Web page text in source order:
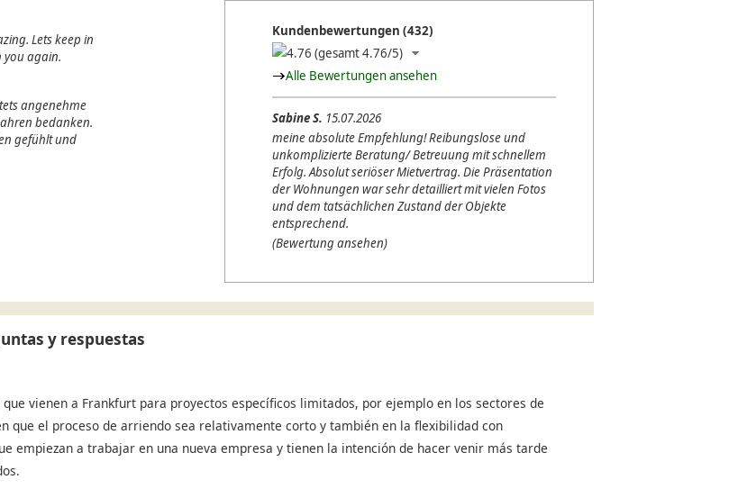
Lets keep in
you again.
angenehme
bedanken.
gefühlt und
Kundenbewertungen (432)
(gesamt 4.76/5)
Alle Bewertungen ansehen
Sabine S. 15.07.2026
meine absolute Empfehlung! Reibungslose und
unkomplizierte Beratung/ Betreuung mit schnellem
Erfolg. Absolut seriöser Mietvertrag. Die Präsentation
der Wohnungen war sehr detailliert mit vielen Fotos
und dem tatsächlichen Zustand der Objekte
entsprechend.
(Bewertung ansehen)
y respuestas
vienen a Frankfurt para proyectos específicos limitados, por ejemplo en los sectores de
que el proceso de arriendo sea relativamente corto y también en la flexibilidad con
empiezan a trabajar en una nueva empresa y tienen la intención de hacer venir más tarde